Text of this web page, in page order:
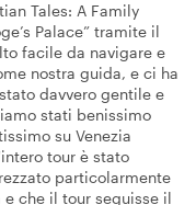
Tales: A Family
Palace” tramite il
facile da navigare e
nostra guida, e ci ha
davvero gentile e
stati benissimo
su Venezia
tour è stato
particolarmente
che il tour seguisse il